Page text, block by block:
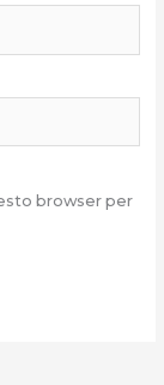
browser per